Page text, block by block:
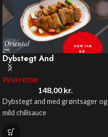
Dybstegt And
Wokretter
148,00 kr.
Dybstegt and med grøntsager og
mild chilisauce